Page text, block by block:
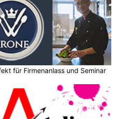
für Firmenanlass und Seminar